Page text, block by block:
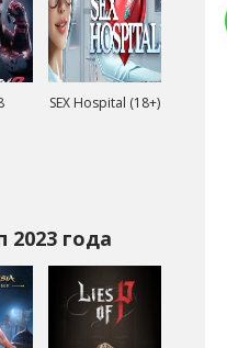
SEX Hospital (18+)
2023 года